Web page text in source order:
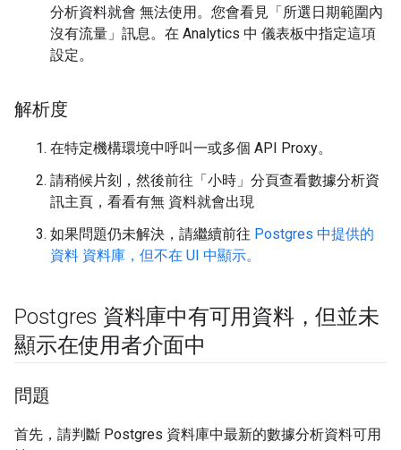
分析資料就會 無法使用。您會看見「所選日期範圍內
沒有流量」訊息。在 Analytics 中 儀表板中指定這項
設定。
解析度
在特定機構環境中呼叫一或多個 API Proxy。
請稍候片刻，然後前往「小時」分頁查看數據分析資
訊主頁，看看有無 資料就會出現
如果問題仍未解決，請繼續前往 Postgres 中提供的
資料 資料庫，但不在 UI 中顯示。
Postgres 資料庫中有可用資料，但並未
顯示在使用者介面中
問題
首先，請判斷 Postgres 資料庫中最新的數據分析資料可用